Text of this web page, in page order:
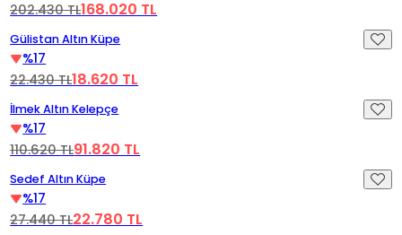
202.430 TL168.020 TL
Gülistan Altın Küpe
%17
22.430 TL18.620 TL
Videoyu Oynat
İlmek Altın Kelepçe
%17
110.620 TL91.820 TL
Sedef Altın Küpe
%17
27.440 TL22.780 TL